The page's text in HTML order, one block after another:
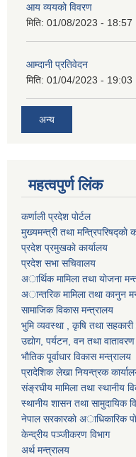
आय व्ययको विवरण
मिति: 01/08/2023 - 18:57
आम्दानी प्रतिवेदन
मिति: 01/04/2023 - 19:03
अन्य
महत्वपुर्ण लिंक
कर्णाली प्रदेश पाेर्टल
मुख्यमन्त्री तथा मन्त्रिपरिषद्काे
प्रदेश प्रमुखकाे कार्यालय
प्रदेश सभा सचिवालय
अार्थिक मामिला तथा याेजना
अान्तरिक मामिला तथा कानुन
सामाजिक विकास मन्त्रालय
भुमि व्यवस्था , कृषि तथा सहकारी
उद्याेग, पर्यटन, वन तथा
भाैतिक पूर्वाधार विकास मन्त्रालय
प्रादेशिक लेखा नियन्त्रक
संङ्रघीय मामिला तथा स्थानीय
स्थानीय शासन तथा सामुदायिक
नेपाल सरकारकाे अाधिकारिक
केन्द्रीय पञ्जीकरण विभाग
अर्थ मन्त्रालय